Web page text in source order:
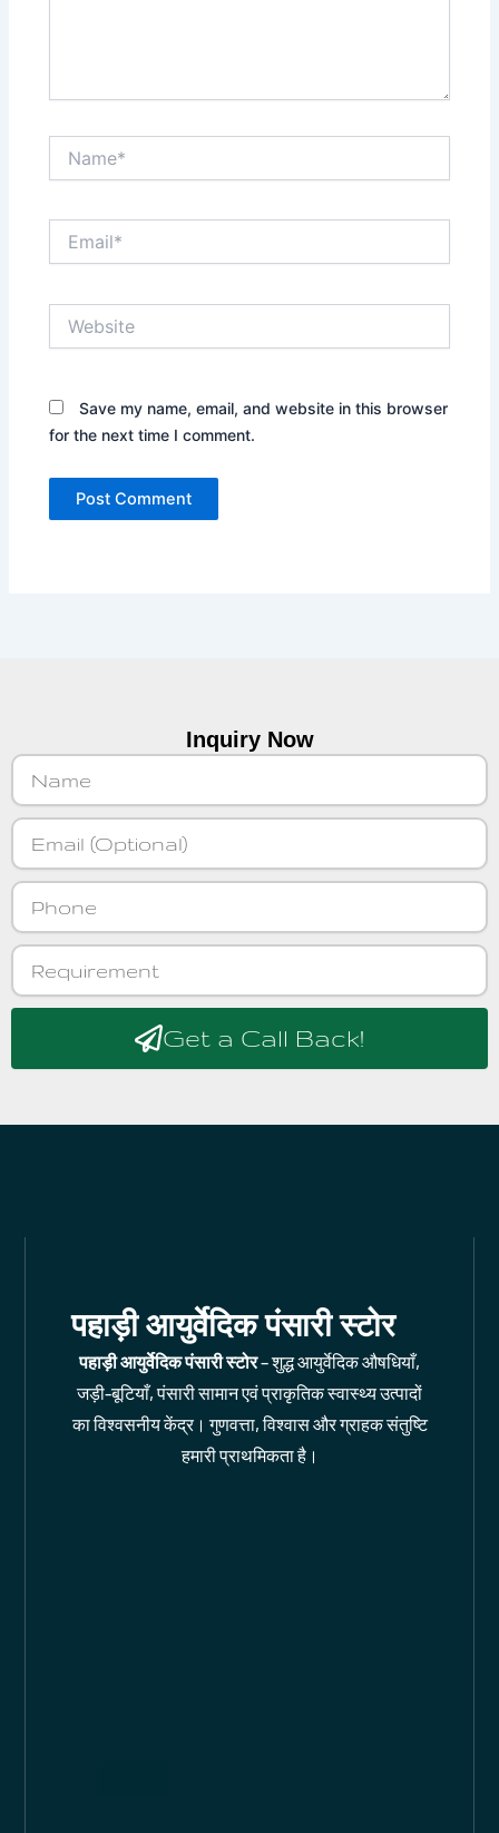
Save my name, email, and website in this browser
for the next time I comment.
Inquiry Now
Name
Email
Phone
Requirement
Get a Call Back!
पहाड़ी आयुर्वेदिक पंसारी स्टोर
पहाड़ी आयुर्वेदिक पंसारी स्टोर– शुद्ध आयुर्वेदिक औषधियाँ,
जड़ी-बूटियाँ, पंसारी सामान एवं प्राकृतिक स्वास्थ्य उत्पादों
का विश्वसनीय केंद्र। गुणवत्ता, विश्वास और ग्राहक संतुष्टि
हमारी प्राथमिकता है।